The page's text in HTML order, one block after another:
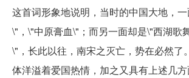
这首词形象地说明，当时的中国大地，
\"，\"中原膏血\"；而另一面却是\"西湖歌
\"，长此以往，南宋之灭亡，势在必然了
体洋溢着爱国热情，加之又具有上述几方